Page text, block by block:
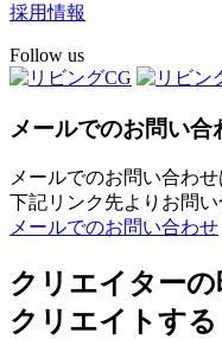
採用情報
Follow us
メールでのお問い合
メールでのお問い合わせ
下記リンク先よりお問い
メールでのお問い合わせ
クリエイター
クリエイトする